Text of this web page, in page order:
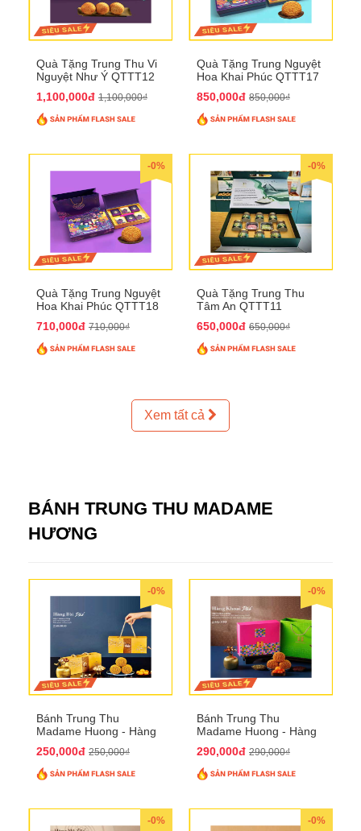
Quà Tặng Trung Thu Vi
Nguyệt Như Ý QTTT12
1,100,000đ 1,100,000₫
Quà Tặng Trung Nguyệt
Hoa Khai Phúc QTTT17
850,000đ 850,000₫
-0%
Quà Tặng Trung Nguyệt
Hoa Khai Phúc QTTT18
710,000đ 710,000₫
-0%
Quà Tặng Trung Thu
Tâm An QTTT11
650,000đ 650,000₫
Xem tất cả
BÁNH TRUNG THU MADAME
HƯƠNG
-0%
Bánh Trung Thu
Madame Huong - Hàng
250,000đ 250,000₫
-0%
Bánh Trung Thu
Madame Huong - Hàng
290,000đ 290,000₫
-0% -0%